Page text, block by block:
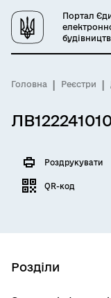
Портал
Головна Реєстри
Роздрукувати
QR-код
Розділи